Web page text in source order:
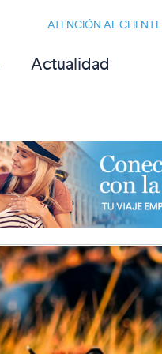
ATENCIÓN AL CLIENTE
Actualidad